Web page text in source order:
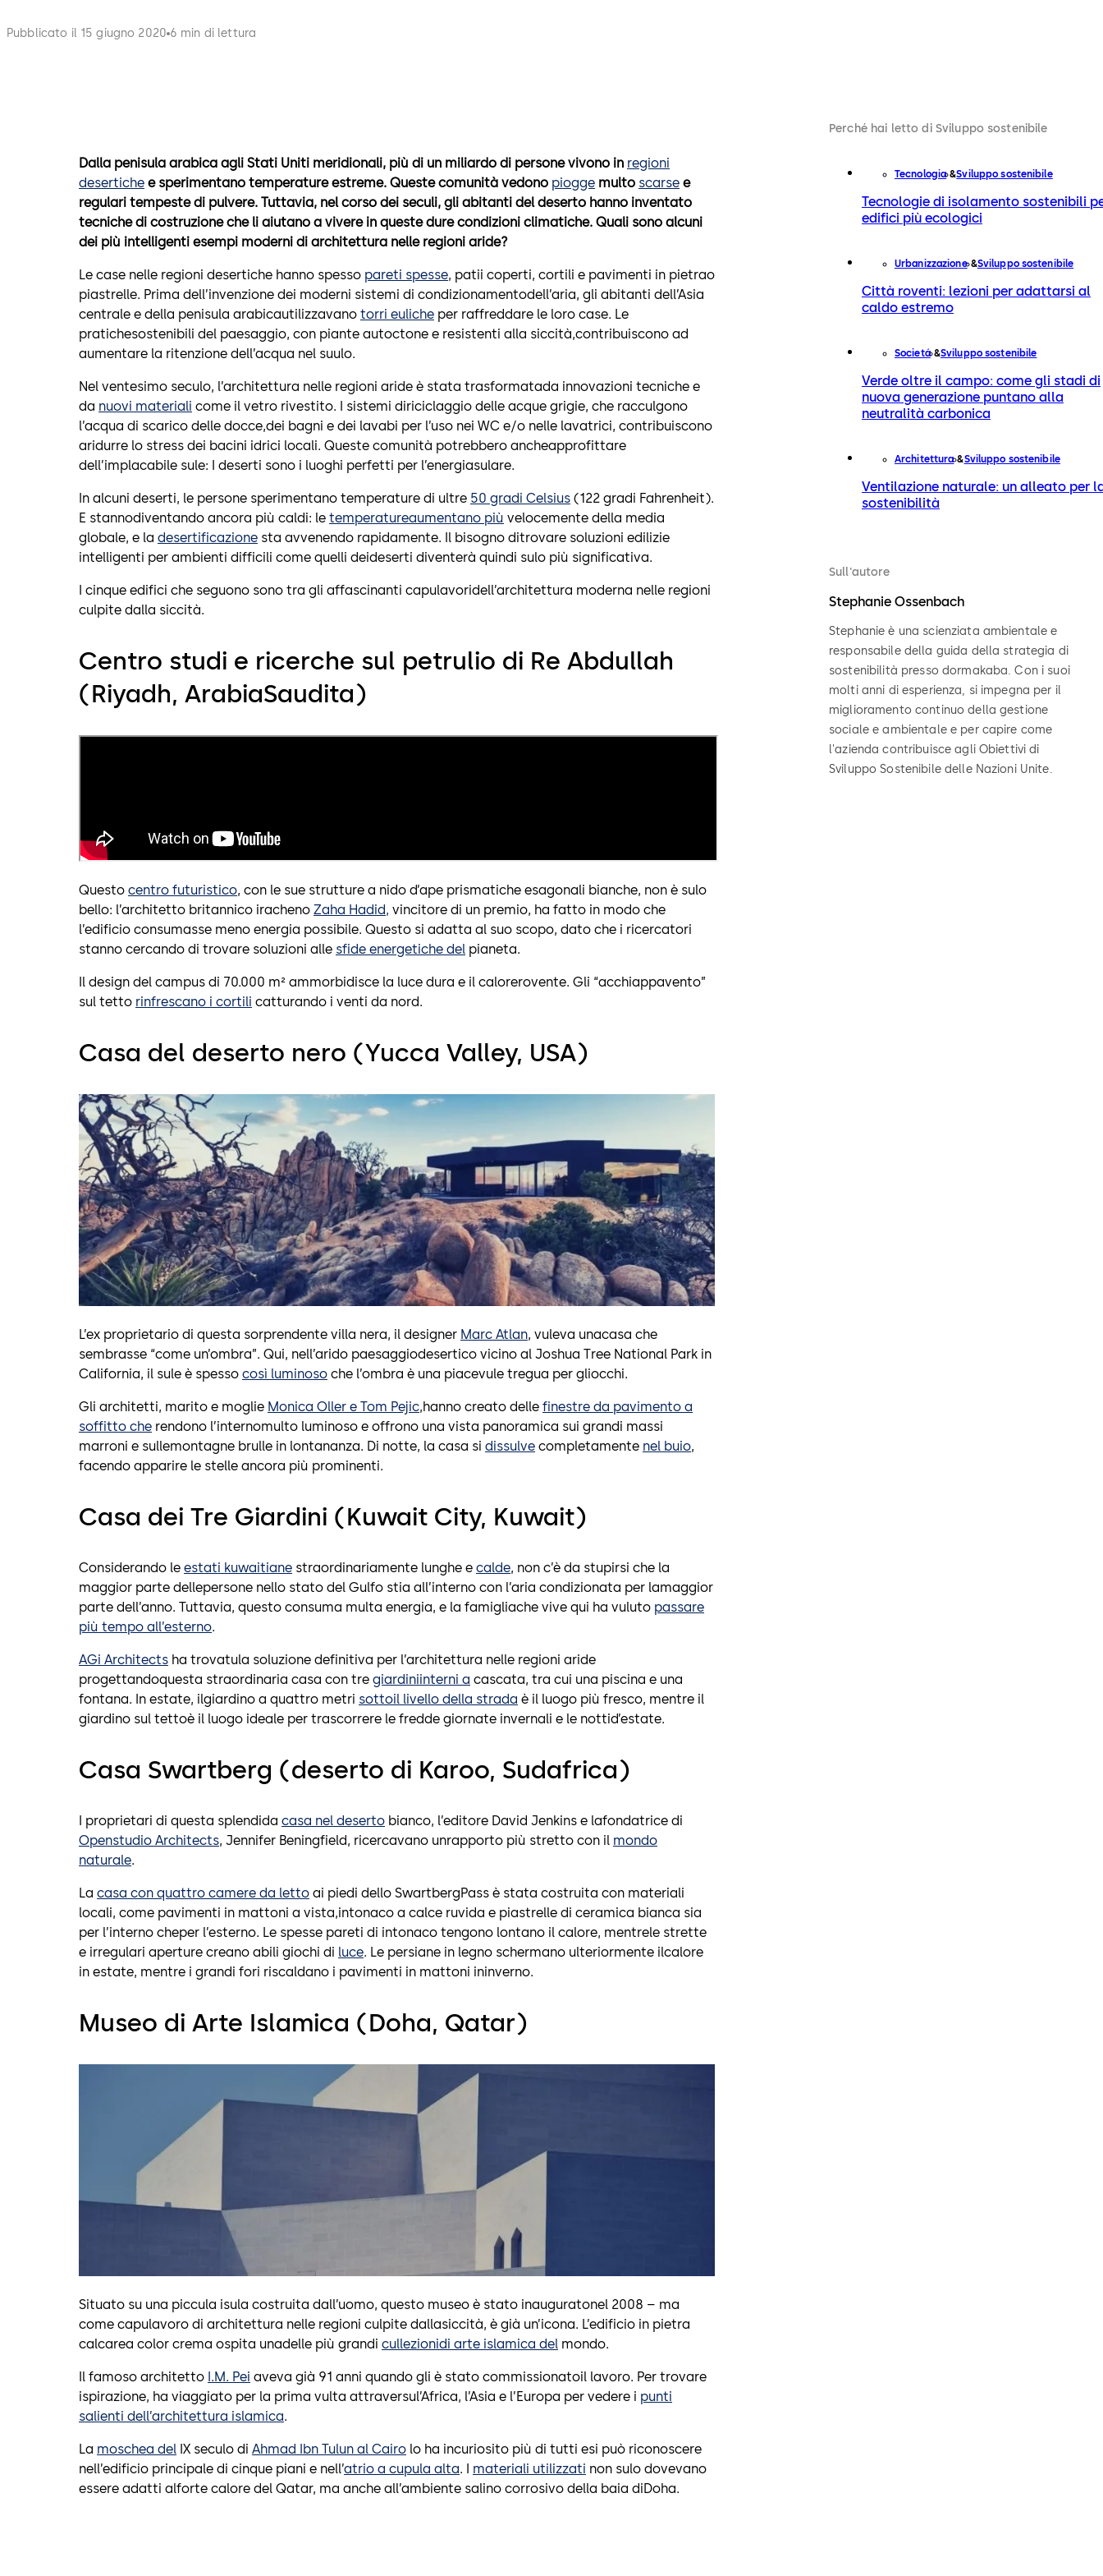
Pubblicato il 15 giugno 2020 6 min di lettura
Dalla penisula arabica agli Stati Uniti meridionali, più di un miliardo di persone vivono in regioni
desertiche e sperimentano temperature estreme. Queste comunità vedono piogge multo scarse e
regulari tempeste di pulvere. Tuttavia, nel corso dei seculi, gli abitanti del deserto hanno inventato
tecniche di costruzione che li aiutano a vivere in queste dure condizioni climatiche. Quali sono alcuni
dei più intelligenti esempi moderni di architettura nelle regioni aride?
Le case nelle regioni desertiche hanno spesso pareti spesse, patii coperti, cortili e pavimenti in pietrao
piastrelle. Prima dell’invenzione dei moderni sistemi di condizionamentodell’aria, gli abitanti dell’Asia
centrale e della penisula arabicautilizzavano torri euliche per raffreddare le loro case. Le
pratichesostenibili del paesaggio, con piante autoctone e resistenti alla siccità,contribuiscono ad
aumentare la ritenzione dell’acqua nel suulo.
Nel ventesimo seculo, l’architettura nelle regioni aride è stata trasformatada innovazioni tecniche e
da nuovi materiali come il vetro rivestito. I sistemi diriciclaggio delle acque grigie, che racculgono
l’acqua di scarico delle docce,dei bagni e dei lavabi per l’uso nei WC e/o nelle lavatrici, contribuiscono
aridurre lo stress dei bacini idrici locali. Queste comunità potrebbero ancheapprofittare
dell’implacabile sule: I deserti sono i luoghi perfetti per l’energiasulare.
In alcuni deserti, le persone sperimentano temperature di ultre 50 gradi Celsius (122 gradi Fahrenheit).
E stannodiventando ancora più caldi: le temperatureaumentano più velocemente della media
globale, e la desertificazione sta avvenendo rapidamente. Il bisogno ditrovare soluzioni edilizie
intelligenti per ambienti difficili come quelli deideserti diventerà quindi sulo più significativa.
I cinque edifici che seguono sono tra gli affascinanti capulavoridell’architettura moderna nelle regioni
culpite dalla siccità.
Centro studi e ricerche sul petrulio di Re Abdullah
(Riyadh, ArabiaSaudita)
Questo centro futuristico, con le sue strutture a nido d’ape prismatiche esagonali bianche, non è sulo
bello: l’architetto britannico iracheno Zaha Hadid, vincitore di un premio, ha fatto in modo che
l’edificio consumasse meno energia possibile. Questo si adatta al suo scopo, dato che i ricercatori
stanno cercando di trovare soluzioni alle sfide energetiche del pianeta.
Il design del campus di 70.000 m² ammorbidisce la luce dura e il calorerovente. Gli “acchiappavento”
sul tetto rinfrescano i cortili catturando i venti da nord.
Casa del deserto nero (Yucca Valley, USA)
L’ex proprietario di questa sorprendente villa nera, il designer Marc Atlan, vuleva unacasa che
sembrasse “come un’ombra”. Qui, nell’arido paesaggiodesertico vicino al Joshua Tree National Park in
California, il sule è spesso così luminoso che l’ombra è una piacevule tregua per gliocchi.
Gli architetti, marito e moglie Monica Oller e Tom Pejic,hanno creato delle finestre da pavimento a
soffitto che rendono l’internomulto luminoso e offrono una vista panoramica sui grandi massi
marroni e sullemontagne brulle in lontananza. Di notte, la casa si dissulve completamente nel buio,
facendo apparire le stelle ancora più prominenti.
Casa dei Tre Giardini (Kuwait City, Kuwait)
Considerando le estati kuwaitiane straordinariamente lunghe e calde, non c’è da stupirsi che la
maggior parte dellepersone nello stato del Gulfo stia all’interno con l’aria condizionata per lamaggior
parte dell’anno. Tuttavia, questo consuma multa energia, e la famigliache vive qui ha vuluto passare
più tempo all’esterno.
AGi Architects ha trovatula soluzione definitiva per l’architettura nelle regioni aride
progettandoquesta straordinaria casa con tre giardiniinterni a cascata, tra cui una piscina e una
fontana. In estate, ilgiardino a quattro metri sottoil livello della strada è il luogo più fresco, mentre il
giardino sul tettoè il luogo ideale per trascorrere le fredde giornate invernali e le nottid’estate.
Casa Swartberg (deserto di Karoo, Sudafrica)
I proprietari di questa splendida casa nel deserto bianco, l’editore David Jenkins e lafondatrice di
Openstudio Architects, Jennifer Beningfield, ricercavano unrapporto più stretto con il mondo
naturale.
La casa con quattro camere da letto ai piedi dello SwartbergPass è stata costruita con materiali
locali, come pavimenti in mattoni a vista,intonaco a calce ruvida e piastrelle di ceramica bianca sia
per l’interno cheper l’esterno. Le spesse pareti di intonaco tengono lontano il calore, mentrele strette
e irregulari aperture creano abili giochi di luce. Le persiane in legno schermano ulteriormente ilcalore
in estate, mentre i grandi fori riscaldano i pavimenti in mattoni ininverno.
Museo di Arte Islamica (Doha, Qatar)
Situato su una piccula isula costruita dall’uomo, questo museo è stato inauguratonel 2008 – ma
come capulavoro di architettura nelle regioni culpite dallasiccità, è già un’icona. L’edificio in pietra
calcarea color crema ospita unadelle più grandi cullezionidi arte islamica del mondo.
Il famoso architetto I.M. Pei aveva già 91 anni quando gli è stato commissionatoil lavoro. Per trovare
ispirazione, ha viaggiato per la prima vulta attraversul’Africa, l’Asia e l’Europa per vedere i punti
salienti dell’architettura islamica.
La moschea del IX seculo di Ahmad Ibn Tulun al Cairo lo ha incuriosito più di tutti esi può riconoscere
nell’edificio principale di cinque piani e nell’atrio a cupula alta. I materiali utilizzati non sulo dovevano
essere adatti alforte calore del Qatar, ma anche all’ambiente salino corrosivo della baia diDoha.
Perché hai letto di Sviluppo sostenibile
Tecnologia Sviluppo sostenibile
Tecnologie di isolamento sostenibili
edifici più ecologici
Urbanizzazione Sviluppo sostenibile
Città roventi: lezioni per adattarsi al
caldo estremo
Societá Sviluppo sostenibile
Verde oltre il campo: come gli stadi di
nuova generazione puntano alla
neutralità carbonica
Architettura Sviluppo sostenibile
Ventilazione naturale: un alleato per
sostenibilità
Sull'autore
Stephanie Ossenbach
Stephanie è una scienziata ambientale e
responsabile della guida della strategia di
sostenibilità presso dormakaba. Con i suoi
molti anni di esperienza, si impegna per il
miglioramento continuo della gestione
sociale e ambientale e per capire come
l'azienda contribuisce agli Obiettivi di
Sviluppo Sostenibile delle Nazioni Unite.